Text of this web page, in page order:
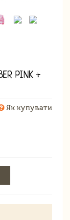
PINK +
Як купувати